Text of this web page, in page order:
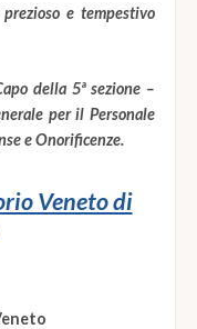
e tempestivo
della 5ª sezione –
per il Personale
e Onorificenze.
Veneto di